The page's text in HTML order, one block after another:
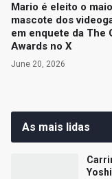
Mario é eleito o
mascote dos
em enquete da The
Awards no X
June 20, 2026
As mais lidas